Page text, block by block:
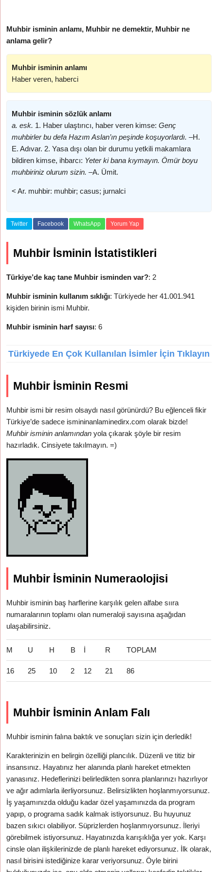
Muhbir isminin anlamı, Muhbir ne demektir, Muhbir ne
anlama gelir?
Muhbir isminin anlamı
Haber veren, haberci
Muhbir isminin sözlük anlamı
a. esk. 1. Haber ulaştırıcı, haber veren kimse: Genç
muhbirler bu defa Hazım Aslan’ın peşinde koşuyorlardı. –H.
E. Adıvar. 2. Yasa dışı olan bir durumu yetkili makamlara
bildiren kimse, ihbarcı: Yeter ki bana kıymayın. Ömür boyu
muhbiriniz olurum sizin. –A. Ümit.
< Ar. muhbir: muhbir; casus; jurnalci
Twitter Facebook WhatsApp Yorum Yap
Muhbir İsminin İstatistikleri
Türkiye’de kaç tane Muhbir isminden var?: 2
Muhbir isminin kullanım sıklığı: Türkiyede her 41.001.941
kişiden birinin ismi Muhbir.
Muhbir isminin harf sayısı: 6
Türkiyede En Çok Kullanılan İsimler İçin Tıklayın
Muhbir İsminin Resmi
Muhbir ismi bir resim olsaydı nasıl görünürdü? Bu eğlenceli fikir
Türkiye’de sadece ismininanlaminedirx.com olarak bizde!
Muhbir isminin anlamından yola çıkarak şöyle bir resim
hazırladık. Cinsiyete takılmayın. =)
Muhbir İsminin Numeraolojisi
Muhbir isminin baş harflerine karşılık gelen alfabe sııra
numaralarının toplamı olan numeraloji sayısına aşağıdan
ulaşabilirsiniz.
M U H B İ R TOPLAM
16 25 10 2 12 21 86
Muhbir İsminin Anlam Falı
Muhbir isminin falına baktık ve sonuçları sizin için derledik!
Karakterinizin en belirgin özelliği plancılık. Düzenli ve titiz bir
insansınız. Hayatınız her alanında planlı hareket etmekten
yanasınız. Hedeflerinizi belirledikten sonra planlarınızı hazırlıyor
ve ağır adımlarla ilerliyorsunuz. Belirsizlikten hoşlanmıyorsunuz.
İş yaşamınızda olduğu kadar özel yaşamınızda da program
yapıp, o programa sadık kalmak istiyorsunuz. Bu huyunuz
bazen sıkıcı olabiliyor. Süprizlerden hoşlanmıyorsunuz. İleriyi
görebilmek istiyorsunuz. Hayatınızda karışıklığa yer yok. Karşı
cinsle olan ilişkilerinizde de planlı hareket ediyorsunuz. İlk olarak,
nasıl birisini istediğinize karar veriyorsunuz. Öyle birini